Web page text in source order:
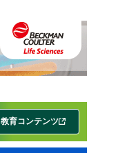
教育コンテンツ